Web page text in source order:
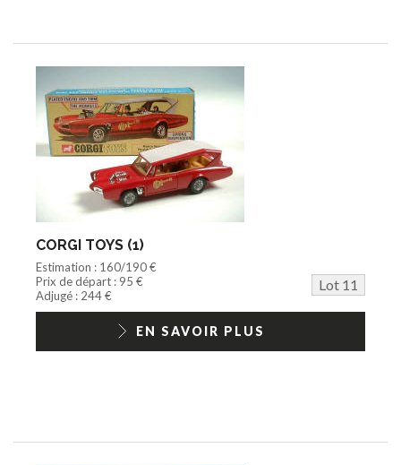
CORGI TOYS (1)
Estimation : 160/190 €
Prix de départ : 95 €
Lot 11
Adjugé : 244 €
EN SAVOIR PLUS